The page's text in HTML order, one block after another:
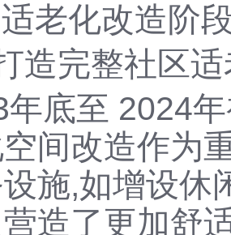
老化改造阶
造完整社区
年底至 2024
间改造作为
施,如增设休
造了更加舒